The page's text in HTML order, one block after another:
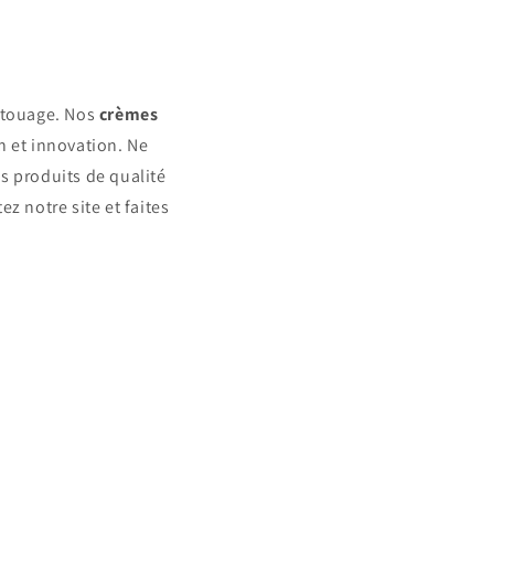
Nos crèmes
et innovation. Ne
produits de qualité
notre site et faites